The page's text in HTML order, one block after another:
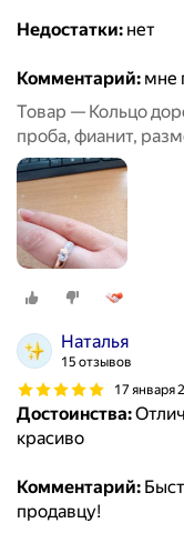
Недостатки: нет
Комментарий: мне
Товар — Кольцо
проба, фианит,
Наталья
15 отзывов
17 января
Достоинства:
красиво
Комментарий:
продавцу!